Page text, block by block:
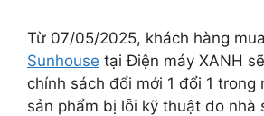
Từ 07/05/2025, khách hàng mua
Sunhouse tại Điện máy XANH
chính sách đổi mới 1 đổi 1 trong
sản phẩm bị lỗi kỹ thuật do nhà